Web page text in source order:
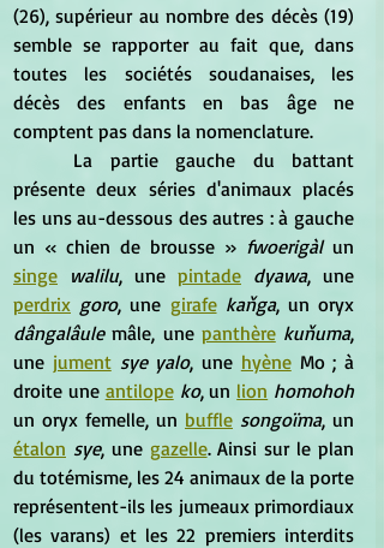
(26), supérieur au nombre des décès (19)
semble se rapporter au fait que, dans
toutes les sociétés soudanaises, les
décès des enfants en bas âge ne
comptent pas dans la nomenclature.
présente deux séries d'animaux placés
les uns au-dessous des autres : à gauche
un « chien de brousse » fwoerigàl
singe walilu, une pintade dyawa
perdrix goro, une girafe kaňga
dângalâule mâle, une panthère kuňuma,
une jument sye yalo, une hyène Mo ; à
droite une antilope ko, un lion homohoh
un oryx femelle, un buffle songoïma
étalon sye, une gazelle. Ainsi sur le plan
du totémisme, les 24 animaux de la porte
représentent-ils les jumeaux primordiaux
(les varans) et les 22 premiers interdits